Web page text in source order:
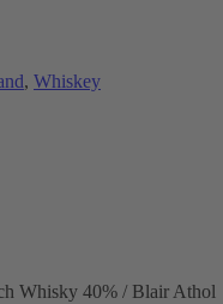
, Whiskey
Whisky 40% / Blair Athol